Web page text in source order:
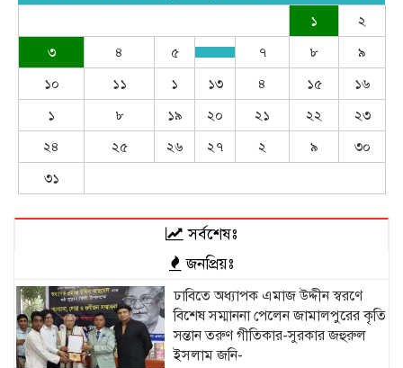
১
২
৩
৪ ৫ ৭ ৮
৯
১০
১১ ১ ১৩ ৪ ১৫
১৬
১
৮ ১৯ ২০ ২১ ২২
২৩
২৪
২৫ ২৬ ২৭ ২ ৯
৩০
৩১
সর্বশেষঃ
জনপ্রিয়ঃ
ঢাবিতে অধ্যাপক এমাজ উদ্দীন স্বরণে
বিশেষ সম্মাননা পেলেন জামালপুরের কৃতি
সন্তান তরুণ গীতিকার-সুরকার জহুরুল
ইসলাম জনি-